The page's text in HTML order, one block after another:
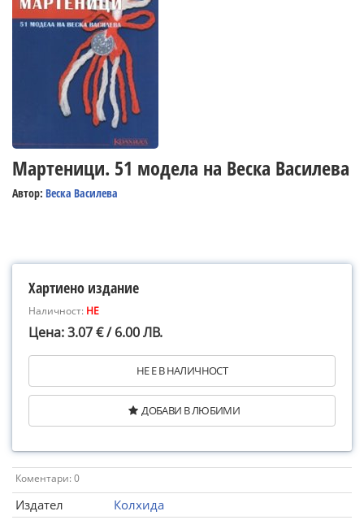
Мартеници. 51 модела на Веска Василева
Автор: Веска Василева
Хартиено издание
Наличност: НЕ
Цена: 3.07 € / 6.00 ЛВ.
НЕ Е В НАЛИЧНОСТ
ДОБАВИ В ЛЮБИМИ
Коментари: 0
Издател
Колхида